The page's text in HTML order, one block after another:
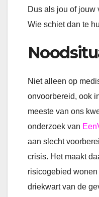
Dus als jou of jouw
Wie schiet dan te
Niet alleen op
onvoorbereid, ook
meeste van ons
onderzoek van
aan slecht
crisis. Het maakt
risicogebied
driekwart van de